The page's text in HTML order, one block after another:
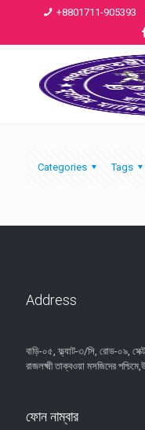
+8801711-905393
Categories Tags
Address
বাড়ি-০৫, ফ্ল্যাট-৩/সি, রোড-০৯,
রাজলক্ষ্মী তাক্বওয়া মসজিদের
ফোন নাম্বার